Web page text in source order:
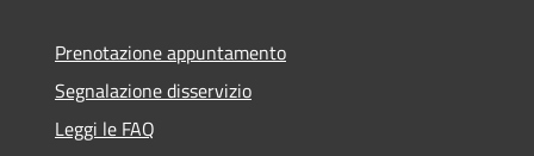
Prenotazione appuntamento
Segnalazione disservizio
Leggi le FAQ